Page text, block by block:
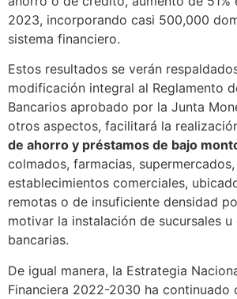
2023, incorporando casi 500,000
sistema financiero.
Estos resultados se verán
modificación integral al Reglamento
Bancarios aprobado por la Junta
otros aspectos, facilitará la
de ahorro y préstamos de bajo
colmados, farmacias,
establecimientos comerciales,
remotas o de insuficiente densidad
motivar la instalación de sucursales u
bancarias.
De igual manera, la Estrategia
Financiera 2022-2030 ha continuado